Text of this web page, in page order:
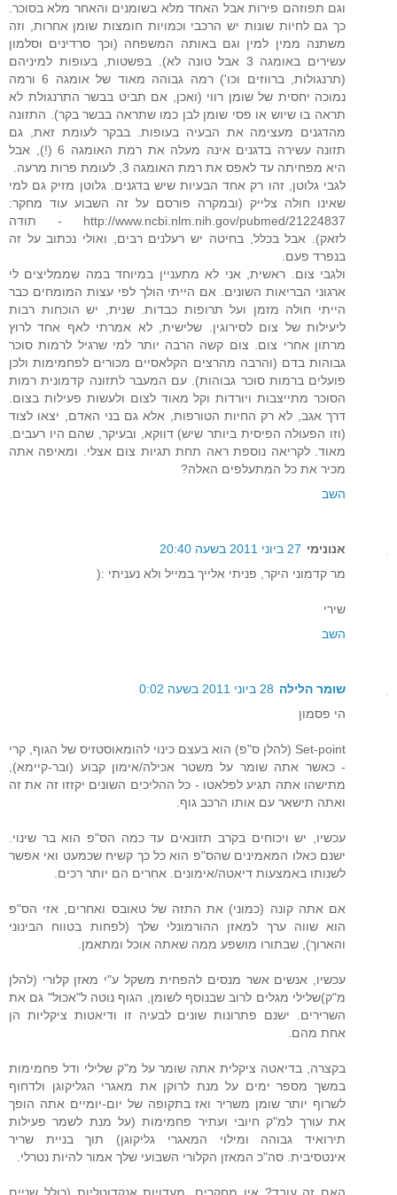
וגם תפוזהם פירות אבל האחד מלא בשומנים והאחר מלא בסוכר.
כך גם לחיות שונות יש הרכבי וכמויות חומצות שומן אחרות, וזה
משתנה ממין למין וגם באותה המשפחה (וכך סרדינים וסלמון
עשירים באומגה 3 אבל טונה לא). בפשטות, בעופות למיניהם
(תרנגולות, ברווזים וכו') רמה גבוהה מאוד של אומגה 6 ורמה
נמוכה יחסית של שומן רווי (ואכן, אם תביט בבשר התרנגולת לא
תראה בו שיוש או פסי שומן לבן כמו שתראה בבשר בקר). התזונה
מהדגנים מעצימה את הבעיה בעופות. בבקר לעומת זאת, גם
תזונה עשירה בדגנים אינה מעלה את רמת האומגה 6 (!), אבל
היא מפחיתה עד לאפס את רמת האומגה 3, לעומת פרות מרעה.
לגבי גלוטן, זהו רק אחד הבעיות שיש בדגנים. גלוטן מזיק גם למי
שאינו חולה צלייק (ובמקרה פורסם על זה השבוע עוד מחקר:
http://www.ncbi.nlm.nih.gov/pubmed/21224837 - תודה
לזאק). אבל בכלל, בחיטה יש רעלנים רבים, ואולי נכתוב על זה
בנפרד פעם.
ולגבי צום. ראשית, אני לא מתעניין במיוחד במה שממליצים לי
ארגוני הבריאות השונים. אם הייתי הולך לפי עצות המומחים כבר
הייתי חולה מזמן ועל תרופות כבדות. שנית, יש הוכחות רבות
ליעילות של צום לסירוגין. שלישית, לא אמרתי לאף אחד לרוץ
מרתון אחרי צום. צום קשה הרבה יותר למי שרגיל לרמות סוכר
גבוהות בדם (והרבה מהרצים הקלאסיים מכורים לפחמימות ולכן
פועלים ברמות סוכר גבוהות). עם המעבר לתזונה קדמונית רמות
הסוכר מתייצבות ויורדות וקל מאוד לצום ולעשות פעילות בצום.
דרך אגב, לא רק החיות הטורפות, אלא גם בני האדם, יצאו לצוד
(וזו הפעולה הפיסית ביותר שיש) דווקא, ובעיקר, שהם היו רעבים.
מאוד. לקריאה נוספת ראה תחת תגיות צום אצלי. ומאיפה אתה
מכיר את כל המתעלפים האלה?
השב
אנונימי 27 ביוני 2011 בשעה 20:40
מר קדמוני היקר, פניתי אלייך במייל ולא נעניתי :(
שירי
השב
שומר הלילה 28 ביוני 2011 בשעה 0:02
הי פסמון
Set-point (להלן ס"פ) הוא בעצם כינוי להומאוסטזיס של הגוף, קרי
- כאשר אתה שומר על משטר אכילה/אימון קבוע (ובר-קיימא),
מתישהו אתה תגיע לפלאטו - כל ההליכים השונים יקזזו זה את זה
ואתה תישאר עם אותו הרכב גוף.
עכשיו, יש ויכוחים בקרב תזונאים עד כמה הס"פ הוא בר שינוי.
ישנם כאלו המאמינים שהס"פ הוא כל כך קשיח שכמעט ואי אפשר
לשנותו באמצעות דיאטה/אימונים. אחרים הם יותר רכים.
אם אתה קונה (כמוני) את התזה של טאובס ואחרים, אזי הס"פ
הוא שווה ערך למאזן ההורמונלי שלך (לפחות בטווח הבינוני
והארוך), שבתורו מושפע ממה שאתה אוכל ומתאמן.
עכשיו, אנשים אשר מנסים להפחית משקל ע"י מאזן קלורי (להלן
מ"ק)שלילי מגלים לרוב שבנוסף לשומן, הגוף נוטה ל"אכול" גם את
השרירים. ישנם פתרונות שונים לבעיה זו ודיאטות ציקליות הן
אחת מהם.
בקצרה, בדיאטה ציקלית אתה שומר על מ"ק שלילי ודל פחמימות
במשך מספר ימים על מנת לרוקן את מאגרי הגליקוגן ולדחוף
לשרוף יותר שומן משריר ואז בתקופה של יום-יומיים אתה הופך
את עורך למ"ק חיובי ועתיר פחמימות (על מנת לשמר פעילות
תירואיד גבוהה ומילוי המאגרי גליקוגן) תוך בניית שריר
אינטסיבית. סה"כ המאזן הקלורי השבועי שלך אמור להיות נטרלי.